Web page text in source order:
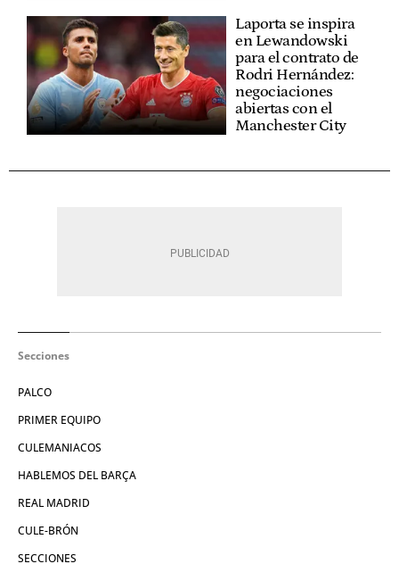
Laporta se inspira
en Lewandowski
para el contrato de
Rodri Hernández:
negociaciones
abiertas con el
Manchester City
Secciones
PALCO
PRIMER EQUIPO
CULEMANIACOS
HABLEMOS DEL BARÇA
REAL MADRID
CULE-BRÓN
SECCIONES